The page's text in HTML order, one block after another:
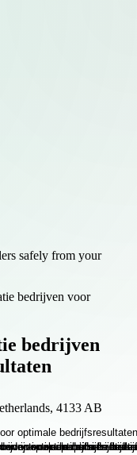
safely from your
bedrijven voor
bedrijven
4133 AB